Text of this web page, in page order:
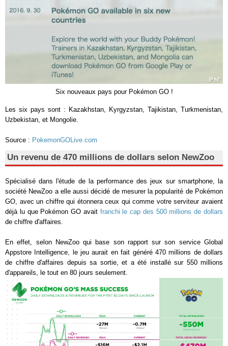
Six nouveaux pays pour Pokémon GO !
Les six pays sont : Kazakhstan, Kyrgyzstan, Tajikistan, Turkmenistan,
Uzbekistan, et Mongolie.
Source : PokemonGOLive.com
Un revenu de 470 millions de dollars selon NewZoo
Spécialisé dans l'étude de la performance des jeux sur smartphone, la
société NewZoo a elle aussi décidé de mesurer la popularité de Pokémon
GO, avec un chiffre qui étonnera ceux qui comme votre serviteur avaient
déjà lu que Pokémon GO avait franchi le cap des 500 millions de dollars
de chiffre d'affaires.
En effet, selon NewZoo qui base son rapport sur son service Global
Appstore Intelligence, le jeu aurait en fait généré 470 millions de dollars
de chiffre d'affaires depuis sa sortie, et a été installé sur 550 millions
d'appareils, le tout en 80 jours seulement.